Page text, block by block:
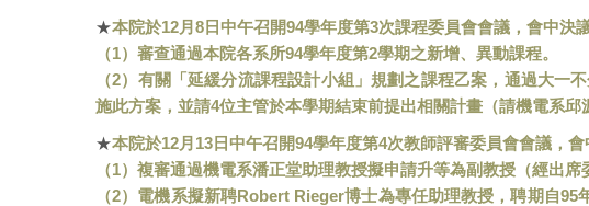
★本院於12月 8 日中午召開94學年度第3次課程委員會會議，會中決
（1）審查通過本院各系所94學年度第2學期之新增、異動課程。
（2）有關「延緩分流課程設計小組」規劃之課程乙案，通過大一
施此方案，並請4位主管於本學期結束前提出相關計畫（請機電系邱
★本院於12月 13 日中午召開94學年度第4次教師評審委員會會議，會
（1）複審通過機電系潘正堂助理教授擬申請升等為副教授（經出席
（2）電機系擬新聘Robert Rieger博士為專任助理教授，聘期自95